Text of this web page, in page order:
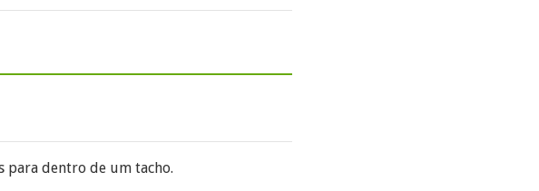
para dentro de um tacho.